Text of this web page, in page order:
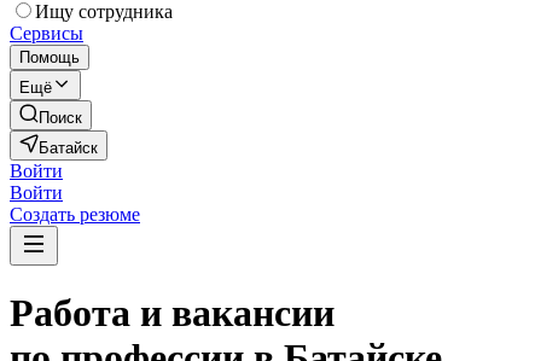
Ищу сотрудника
Сервисы
Помощь
Ещё
Поиск
Батайск
Войти
Войти
Создать резюме
Работа и вакансии